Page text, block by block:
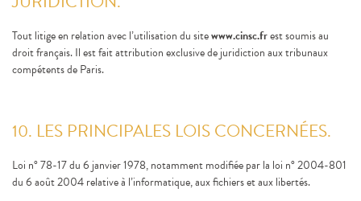
Tout litige en relation avec l’utilisation du sitewww.cinsc.frest soumis au
droit français. Il est fait attribution exclusive de juridiction aux tribunaux
compétents de Paris.
10. LES PRINCIPALES LOIS CONCERNÉES.
Loi n° 78-17 du 6 janvier 1978, notamment modifiée par la loi n° 2004-801
du 6 août 2004 relative à l’informatique, aux fichiers et aux libertés.